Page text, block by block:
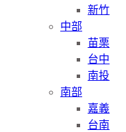
新竹
中部
苗栗
台中
南投
南部
嘉義
台南